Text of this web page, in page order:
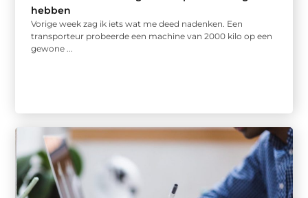
hebben
Vorige week zag ik iets wat me deed nadenken. Een
transporteur probeerde een machine van 2000 kilo op een
gewone ...